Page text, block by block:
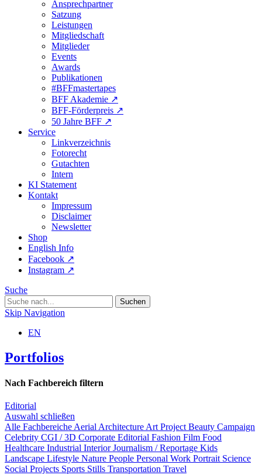
Ansprechpartner
Satzung
Leistungen
Mitgliedschaft
Mitglieder
Events
Awards
Publikationen
#BFFmastertapes
BFF Akademie ↗︎
BFF-Förderpreis ↗︎
50 Jahre BFF ↗︎
Service
Linkverzeichnis
Fotorecht
Gutachten
Intern
KI Statement
Kontakt
Impressum
Disclaimer
Newsletter
Shop
English Info
Facebook ↗︎
Instagram ↗︎
Suche
Skip Navigation
EN
Portfolios
Nach Fachbereich filtern
Editorial
Auswahl schließen
Alle Fachbereiche Aerial Architecture Art Project Beauty Campaign
Celebrity CGI / 3D Corporate Editorial Fashion Film Food
Healthcare Industrial InteriorJournalism / Reportage Kids
Landscape Lifestyle Nature People Personal Work Portrait Science
Social Projects Sports Stills Transportation Travel